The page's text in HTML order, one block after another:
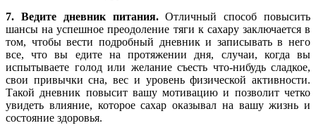
7. Ведите дневник питания.Отличный способ повысить
шансы на успешное преодоление тяги к сахару заключается в
том, чтобы вести подробный дневник и записывать в него
все, что вы едите на протяжении дня, случаи, когда вы
испытываете голод или желание съесть что-нибудь сладкое,
свои привычки сна, вес и уровень физической активности.
Такой дневник повысит вашу мотивацию и позволит четко
увидеть влияние, которое сахар оказывал на вашу жизнь и
состояние здоровья.